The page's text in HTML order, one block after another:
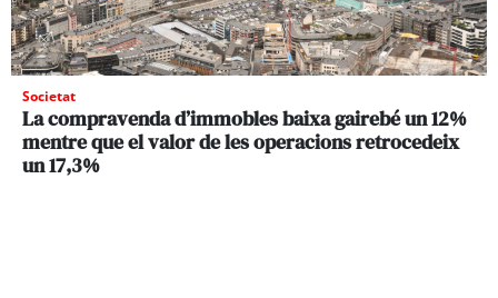
Societat
La compravenda d’immobles baixa gairebé un 12%
mentre que el valor de les operacions retrocedeix
un 17,3%